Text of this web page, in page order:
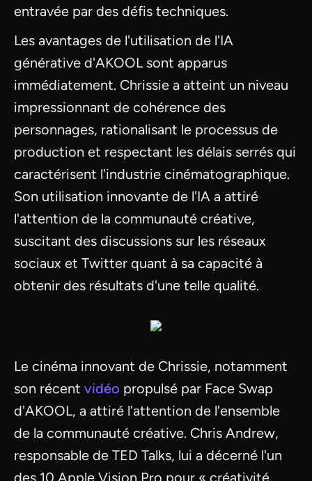
entravée par des défis techniques.
Les avantages de l'utilisation de l'IA
générative d'AKOOL sont apparus
immédiatement. Chrissie a atteint un niveau
impressionnant de cohérence des
personnages, rationalisant le processus de
production et respectant les délais serrés qui
caractérisent l'industrie cinématographique.
Son utilisation innovante de l'IA a attiré
l'attention de la communauté créative,
suscitant des discussions sur les réseaux
sociaux et Twitter quant à sa capacité à
obtenir des résultats d'une telle qualité.
Le cinéma innovant de Chrissie, notamment
son récent vidéo propulsé par Face Swap
d'AKOOL, a attiré l'attention de l'ensemble
de la communauté créative. Chris Andrew,
responsable de TED Talks, lui a décerné l'un
des 10 Apple Vision Pro pour « créativité